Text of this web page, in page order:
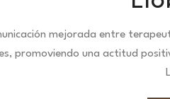
mejorada entre
promoviendo una actitud